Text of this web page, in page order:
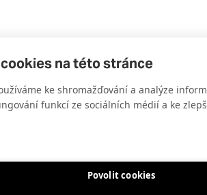
na této stránce
ke shromažďování a analýze
funkcí ze sociálních médií a ke
Povolit cookies